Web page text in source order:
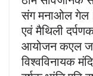
संग मनाओल गेल।
एवं मैथिली
आयोजन कएल
विश्वविनायक